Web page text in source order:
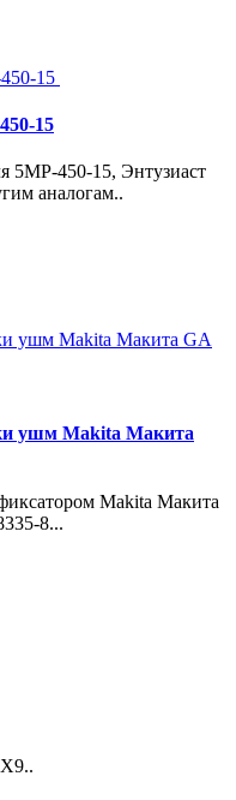
15
5МР-450-15, Энтузиаст
аналогам..
ушм Makita Макита
Makita Макита
8...